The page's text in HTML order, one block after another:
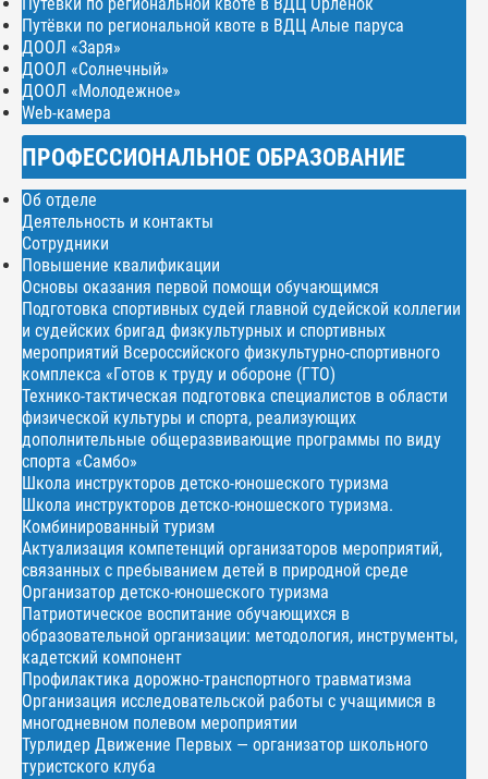
Путёвки по региональной квоте в ВДЦ Алые паруса
ДООЛ «Заря»
ДООЛ «Солнечный»
ДООЛ «Молодежное»
Web-камера
ПРОФЕССИОНАЛЬНОЕ ОБРАЗОВАНИЕ
Об отделе
Деятельность и контакты
Сотрудники
Повышение квалификации
Основы оказания первой помощи обучающимся
Подготовка спортивных судей главной судейской коллегии
и судейских бригад физкультурных и спортивных
мероприятий Всероссийского физкультурно-спортивного
комплекса «Готов к труду и обороне (ГТО)
Технико-тактическая подготовка специалистов в области
физической культуры и спорта, реализующих
дополнительные общеразвивающие программы по виду
спорта «Самбо»
Школа инструкторов детско-юношеского туризма
Школа инструкторов детско-юношеского туризма.
Комбинированный туризм
Актуализация компетенций организаторов мероприятий,
связанных с пребыванием детей в природной среде
Организатор детско-юношеского туризма
Патриотическое воспитание обучающихся в
образовательной организации: методология, инструменты,
кадетский компонент
Профилактика дорожно-транспортного травматизма
Организация исследовательской работы с учащимися в
многодневном полевом мероприятии
Турлидер Движение Первых — организатор школьного
туристского клуба